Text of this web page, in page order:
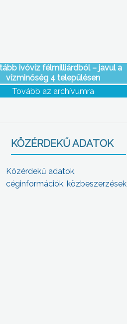
ivóvíz félmilliárdból – javul a
vízminőség 4 településen
Tovább az archívumra
KÖZÉRDEKŰ ADATOK
Közérdekű adatok,
céginformációk, közbeszerzések